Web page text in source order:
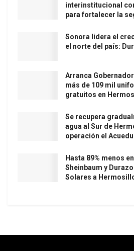
interinstitucional
para fortalecer la
Sonora lidera el
el norte del país:
Arranca
más de 109 mil
gratuitos en
Se recupera
agua al Sur de
operación el
Hasta 89% menos
Sheinbaum y
Solares a